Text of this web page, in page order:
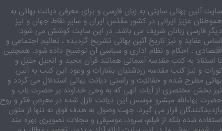
سایت آئین بهائی سایتی به زبان فارسی و برای معرفی دیانت بهائی به
هموطنان عزیز ایرانی در کشور مقدّس ایران و سایر نقاط جهان و نیز
دیگر فارسی زبانان شریف می باشد. در این سایت کوشش می شود
اساس عقاید و نیز تاریخ آئین بهائی تشریح گردیده ، تعالیم اجتماعی و
اقتصادی ، احکام و نظام اداری و سیاسی آن توضیح داده شود. همچنین
با استناد به کتب مقدسه آسمانی همانند قرآن مجید و انجیل جلیل و
تورات و نیز کتب مقدسه زردشتیان بشارات و وعود این کتب به آئین
بهائی مطرح شده و حقانیّت و راستی دیانت بهائی استدلال می گردد و
نیز بخش مختصری از آیات الهی که به وحی خداوند بر حضرت باب و
حضرت بهاءالله مبشرو موسس این دیانت نازل شده در معرض فکر و روح
بازدیدکنندگان قرار می گیرد. جهت وصول به هدف فوق نه تنها از متون
استفاده شده بلکه از فیلم، سرود، موسیقی و مجلات تصویری بهره مند